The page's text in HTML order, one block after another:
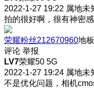
2022-1-27 19:22 属地未
拍的很好啊，很有神密感
荣耀粉丝212670960地板
评论 举报
LV7荣耀50 5G
2022-1-27 19:24 属地未
不是优化问题，相机